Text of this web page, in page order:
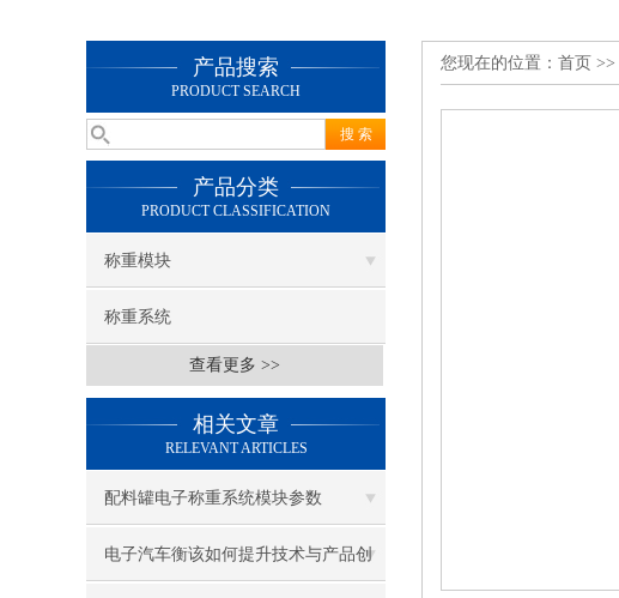
产品搜索
PRODUCT SEARCH
产品分类
PRODUCT CLASSIFICATION
称重模块
称重系统
查看更多 >>
相关文章
RELEVANT ARTICLES
配料罐电子称重系统模块参数
电子汽车衡该如何提升技术与产品创
您现在的位置： 首页 >>